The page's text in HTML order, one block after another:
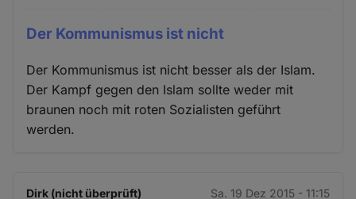
Der Kommunismus ist nicht
Der Kommunismus ist nicht besser als der Islam.
Der Kampf gegen den Islam sollte weder mit
braunen noch mit roten Sozialisten geführt
werden.
Dirk (nicht überprüft) Sa. 19 Dez 2015 - 11:15